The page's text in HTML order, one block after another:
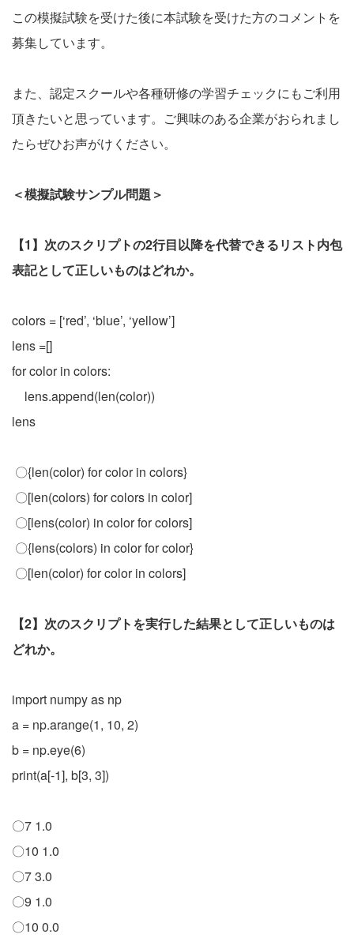
この模擬試験を受けた後に本試験を受けた方のコメントを
募集しています。
また、認定スクールや各種研修の学習チェックにもご利用
頂きたいと思っています。ご興味のある企業がおられまし
たらぜひお声がけください。
＜模擬試験サンプル問題＞
【1】次のスクリプトの2行目以降を代替できるリスト内包
表記として正しいものはどれか。
colors = [‘red’, ‘blue’, ‘yellow’]
lens =[]
for color in colors:
lens.append(len(color))
lens
〇{len(color) for color in colors}
〇[len(colors) for colors in color]
〇[lens(color) in color for colors]
〇{lens(colors) in color for color}
〇[len(color) for color in colors]
【2】次のスクリプトを実行した結果として正しいものは
どれか。
import numpy as np
a = np.arange(1, 10, 2)
b = np.eye(6)
print(a[-1], b[3, 3])
〇7 1.0
〇10 1.0
〇7 3.0
〇9 1.0
〇10 0.0